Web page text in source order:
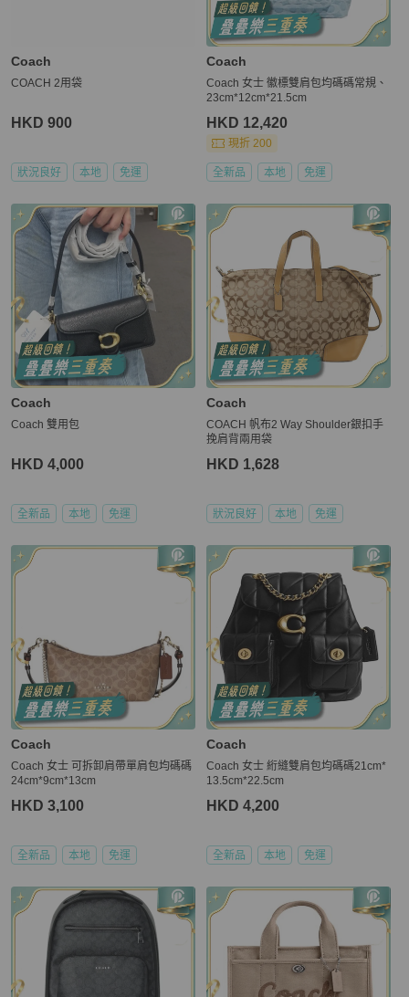
Coach
COACH 2用袋
HKD 900
狀況良好 本地 免運
Coach
Coach 女士 徽標雙肩包均碼碼常規、
23cm*12cm*21.5cm
HKD 12,420
現折 200
全新品 本地 免運
Coach
Coach 雙用包
HKD 4,000
全新品 本地 免運
Coach
COACH 帆布2 Way Shoulder銀扣手
挽肩背兩用袋
HKD 1,628
狀況良好 本地 免運
Coach
Coach 女士 可拆卸肩帶單肩包均碼碼
24cm*9cm*13cm
HKD 3,100
全新品 本地 免運
Coach
Coach 女士 絎縫雙肩包均碼碼21cm*
13.5cm*22.5cm
HKD 4,200
全新品 本地 免運